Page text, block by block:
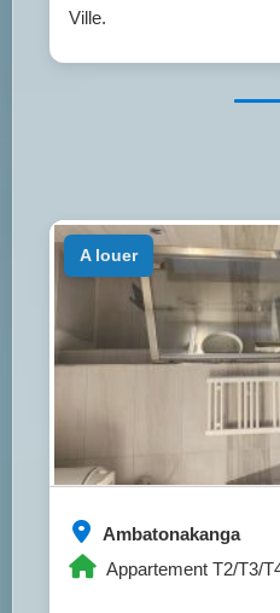
Ville.
Ambatonakanga
Appartement T2/T3/
a louer